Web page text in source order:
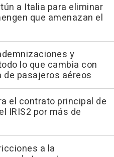
a Italia para eliminar
que amenazan el
y
lo que cambia con
de pasajeros aéreos
el contrato principal de
IRIS2 por más de
a la